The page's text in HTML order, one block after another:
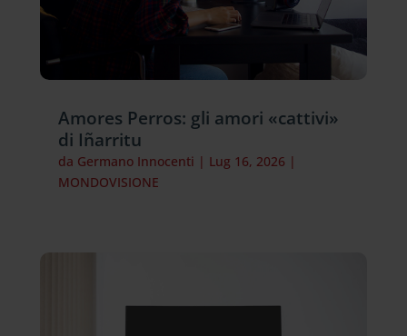
Amores Perros: gli amori «cattivi»
di Iñarritu
da Germano Innocenti | Lug 16, 2026 |
MONDOVISIONE